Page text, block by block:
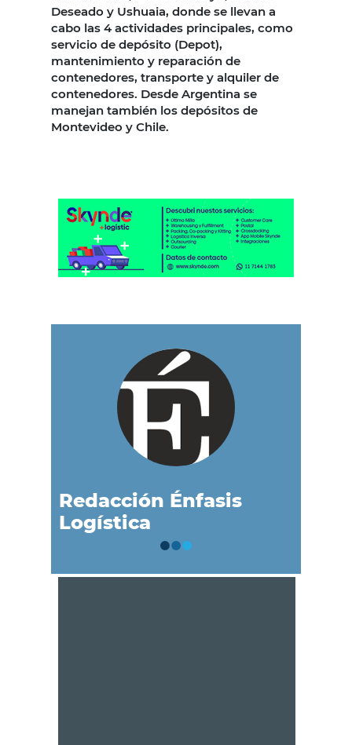
Deseado y Ushuaia, donde se llevan a
cabo las 4 actividades principales, como
servicio de depósito (Depot),
mantenimiento y reparación de
contenedores, transporte y alquiler de
contenedores. Desde Argentina se
manejan también los depósitos de
Montevideo y Chile.
Redacción Énfasis
Logística